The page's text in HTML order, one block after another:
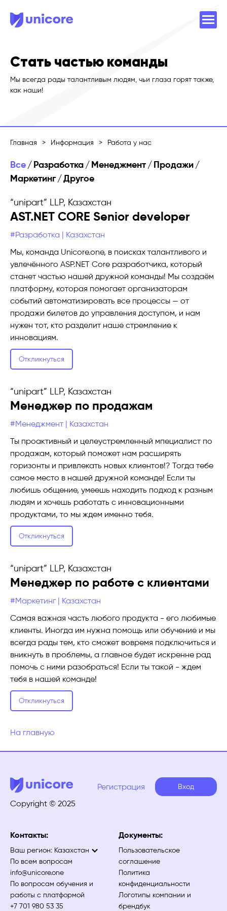
Стать частью команды
Мы всегда рады талантливым людям, чьи глаза горят также,
как наши!
Главная > Информация > Работа у нас
Все/Разработка/Менеджмент/Продажи/
Маркетинг/Другое
“unipart” LLP, Казахстан
AST.NET CORE Senior developer
#Разработка | Казахстан
Мы, команда Unicore.one, в поисках талантливого и
увлечённого ASP.NET Core разработчика, который
станет частью нашей дружной команды! Мы создаём
платформу, которая помогает организаторам
событий автоматизировать все процессы — от
продажи билетов до управления доступом, и нам
нужен тот, кто разделит наше стремление к
инновациям.
Откликнуться
“unipart” LLP, Казахстан
Менеджер по продажам
#Менеджмент | Казахстан
Ты проактивный и целеустремленный мпециалист по
продажам, который поможет нам расширять
горизонты и привлекать новых клиентов!? Тогда тебе
самое место в нашей дружной команде! Если ты
любишь общение, умеешь находить подход к разным
людям и хочешь работать с инновационными
продуктами, то мы ждем именно тебя.
Откликнуться
“unipart” LLP, Казахстан
Менеджер по работе с клиентами
#Маркетинг | Казахстан
Самая важная часть любого продукта - его любимые
клиенты. Иногда им нужна помощь или обучение и мы
всегда рады тем, кто сможет вовремя подключиться и
вникнуть в проблемы, а главное будет искренне рад
помочь с ними разобраться! Если ты такой - ждем
тебя в нашей команде!
Откликнуться
На главную
Copyright © 2025
Регистрация Вход
Контакты:
Ваш регион: Казахстан
По всем вопросам
info@unicore.one
По вопросам обучения и
работы с платформой
+7 701 980 53 35
Документы:
Пользовательское
соглашение
Политика
конфиденциальности
Логотипы компании и
брендбук